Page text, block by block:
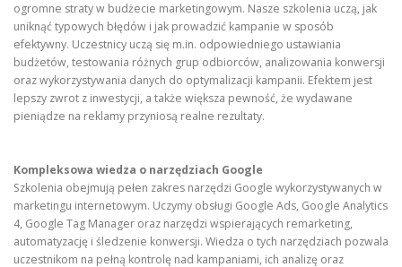
ogromne straty w budżecie marketingowym. Nasze szkolenia uczą, jak
uniknąć typowych błędów i jak prowadzić kampanie w sposób
efektywny. Uczestnicy uczą się m.in. odpowiedniego ustawiania
budżetów, testowania różnych grup odbiorców, analizowania konwersji
oraz wykorzystywania danych do optymalizacji kampanii. Efektem jest
lepszy zwrot z inwestycji, a także większa pewność, że wydawane
pieniądze na reklamy przyniosą realne rezultaty.
Kompleksowa wiedza o narzędziach Google
Szkolenia obejmują pełen zakres narzędzi Google wykorzystywanych w
marketingu internetowym. Uczymy obsługi Google Ads, Google Analytics
4, Google Tag Manager oraz narzędzi wspierających remarketing,
automatyzację i śledzenie konwersji. Wiedza o tych narzędziach pozwala
uczestnikom na pełną kontrolę nad kampaniami, ich analizę oraz